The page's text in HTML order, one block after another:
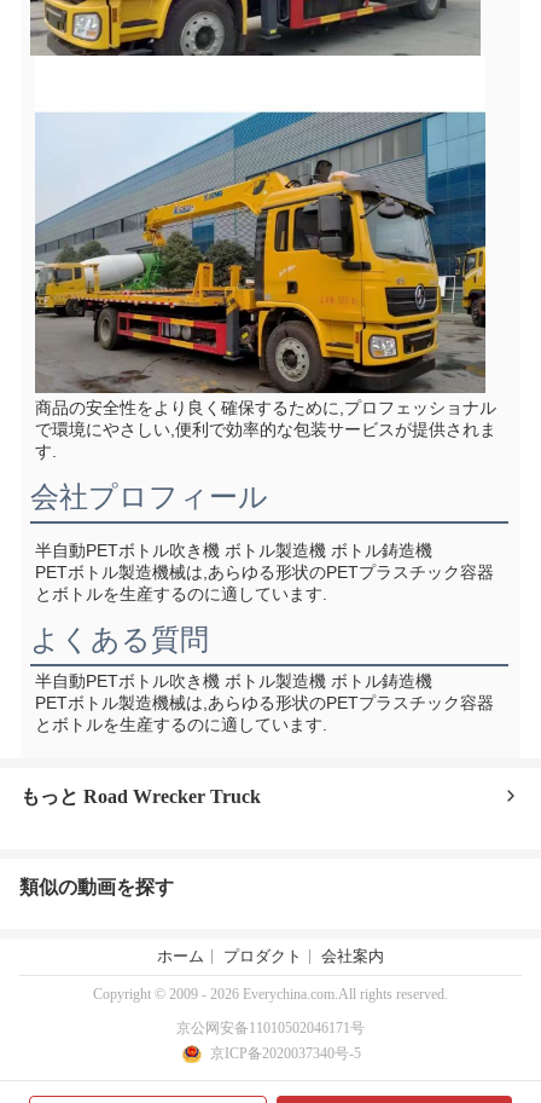
商品の安全性をより良く確保するために,プロフェッショナル
で環境にやさしい,便利で効率的な包装サービスが提供されま
す.
会社プロフィール
半自動PETボトル吹き機 ボトル製造機 ボトル鋳造機
PETボトル製造機械は,あらゆる形状のPETプラスチック容器
とボトルを生産するのに適しています.
よくある質問
半自動PETボトル吹き機 ボトル製造機 ボトル鋳造機
PETボトル製造機械は,あらゆる形状のPETプラスチック容器
とボトルを生産するのに適しています.
もっと Road Wrecker Truck
類似の動画を探す
ホーム プロダクト 会社案内
Copyright © 2009 - 2026 Everychina.com.All rights reserved.
京公网安备11010502046171号
京ICP备2020037340号-5